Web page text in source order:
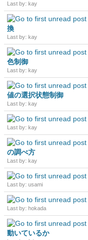
Last by: kay
換
Last by: kay
色制御
Last by: kay
値の選択状態制御
Last by: kay
Last by: kay
の調べ方
Last by: kay
Last by: usami
Last by: hokada
動いているか